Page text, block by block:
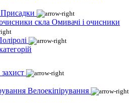
Присадки
Омивачі і очисники
захист
Велоекіпірування